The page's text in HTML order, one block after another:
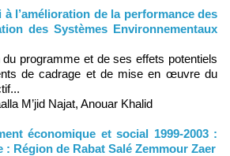
à l’amélioration de la performance des
des Systèmes Environnementaux
programme et de ses effets potentiels
de cadrage et de mise en œuvre du
M’jid Najat, Anouar Khalid
économique et social 1999-2003 :
: Région de Rabat Salé Zemmour Zaer